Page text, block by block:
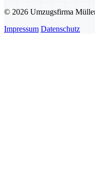
© 2026 Umzugsfirma
Impressum Datenschutz